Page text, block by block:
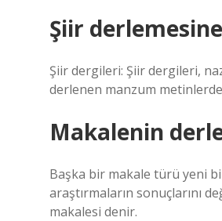
Şiir
Şiir dergileri: Şiir dergileri,
derlenen manzum
Makalenin
Başka bir makale türü yeni
araştırmaların sonuçlarını
makalesi denir.